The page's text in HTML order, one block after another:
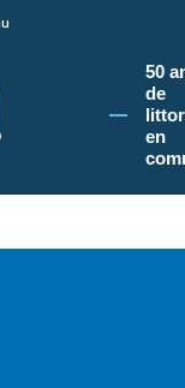
du littoral, vous
50
de
en